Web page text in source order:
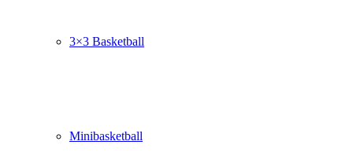
3×3 Basketball
Minibasketball